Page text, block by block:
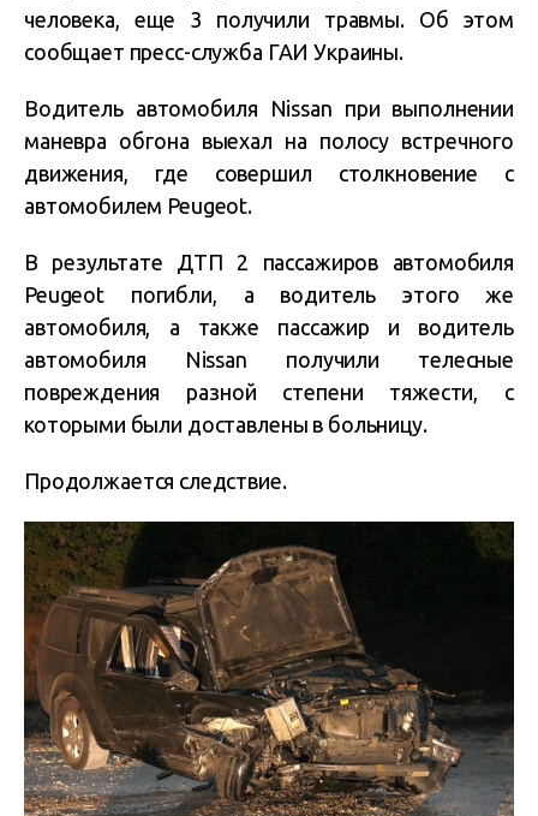
человека, еще 3 получили травмы. Об этом
сообщает пресс-служба ГАИ Украины.
Водитель автомобиля Nissan при выполнении
маневра обгона выехал на полосу встречного
движения, где совершил столкновение с
автомобилем Peugeot.
В результате ДТП 2 пассажиров автомобиля
Peugeot погибли, а водитель этого же
автомобиля, а также пассажир и водитель
автомобиля Nissan получили телесные
повреждения разной степени тяжести, с
которыми были доставлены в больницу.
Продолжается следствие.